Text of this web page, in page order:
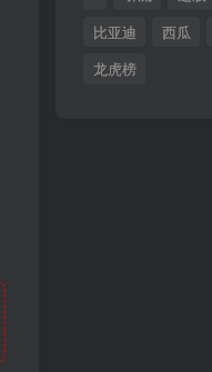
比亚迪
西瓜
龙虎榜